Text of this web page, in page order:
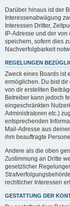
Darüber hinaus ist der
Interessenabwägung
Interessen Dritter,
IP-Adresse und der
speichern, sofern dies
Nachverfolgbarkeit
REGELUNGEN
Zweck eines Boards ist
ermöglichen. Du bist
von dir erstellten
Betreiber kann jedoch
eingeschränkten
Administratoren etc.)
entsprechenden
Mail-Adresse aus
ihm beauftragte
Andere als die oben
Zustimmung an Dritte
gesetzlicher
rechtlicher Interessen
GESTATTUNG DER